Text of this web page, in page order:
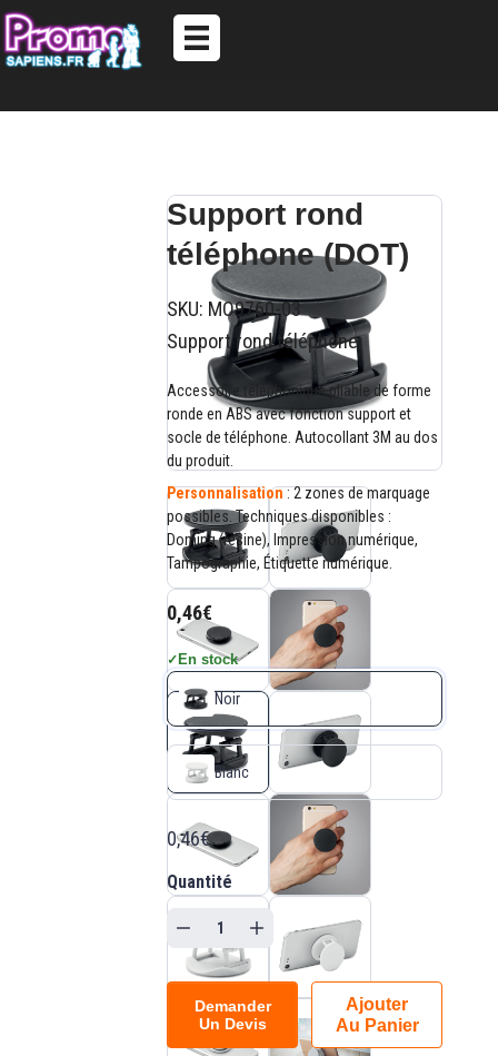
Support rond
téléphone (DOT)
SKU: MO9760-03
Support rond téléphone
Accessoire téléphonique pliable de forme
ronde en ABS avec fonction support et
socle de téléphone. Autocollant 3M au dos
du produit.
Personnalisation: 2 zones de marquage
possibles. Techniques disponibles :
Doming (résine), Impression numérique,
Tampographie, Étiquette numérique.
0,46€
✓ En stock
Noir
Blanc
0,46€
Quantité
Demander
Un Devis
Ajouter
Au Panier